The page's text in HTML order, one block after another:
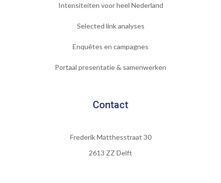
Intensiteiten voor heel Nederland
Selected link analyses
Enquêtes en campagnes
Portaal presentatie & samenwerken
Contact
Frederik Matthesstraat 30
2613 ZZ Delft